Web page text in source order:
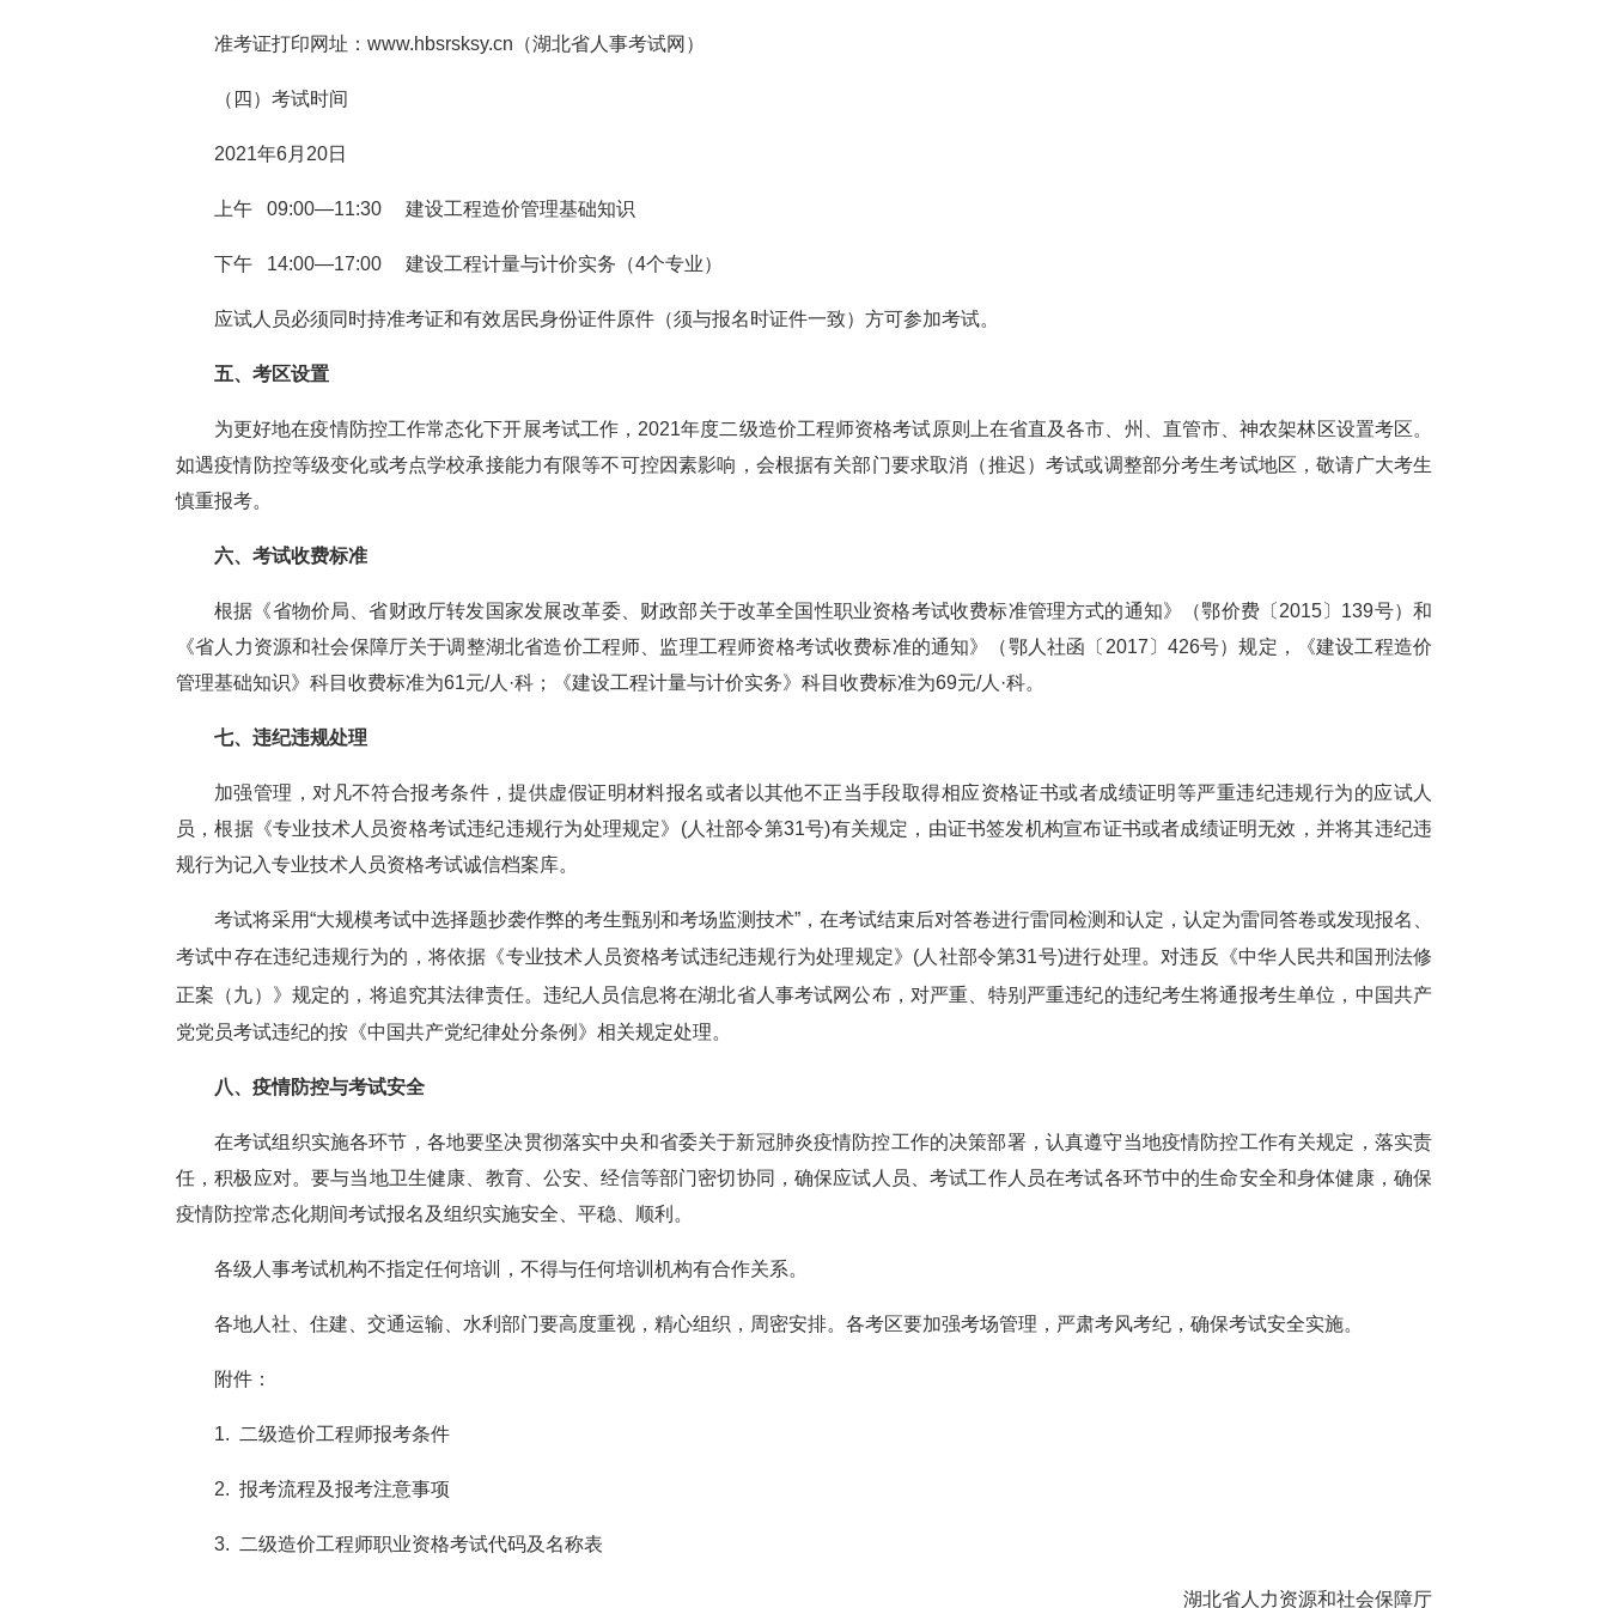
准考证打印网址： www.hbsrsksy.cn （湖北省人事考试网）
（四）考试时间
2021年6月20日
上午 09:00—11:30 建设工程造价管理基础知识
下午 14:00—17:00 建设工程计量与计价实务（4个专业）
应试人员必须同时持准考证和有效居民身份证件原件（须与报名时证件一致）方可参加考试。
五、考区设置
为更好地在疫情防控工作常态化下开展考试工作，2021年度二级造价工程师资格考试原则上在省直及各市、州、直管市、神农架林区设置考区。
如遇疫情防控等级变化或考点学校承接能力有限等不可控因素影响，会根据有关部门要求取消（推迟）考试或调整部分考生考试地区，敬请广大考生
慎重报考。
六、考试收费标准
根据《省物价局、省财政厅转发国家发展改革委、财政部关于改革全国性职业资格考试收费标准管理方式的通知》（鄂价费〔 2015〕 139号）和
《省人力资源和社会保障厅关于调整湖北省造价工程师、监理工程师资格考试收费标准的通知》（鄂人社函〔2017〕426号）规定，《建设工程造价
管理基础知识》科目收费标准为61元/人·科；《建设工程计量与计价实务》科目收费标准为69元/人·科。
七、违纪违规处理
加强管理，对凡不符合报考条件，提供虚假证明材料报名或者以其他不正当手段取得相应资格证书或者成绩证明等严重违纪违规行为的应试人
员，根据《专业技术人员资格考试违纪违规行为处理规定》(人社部令第31号)有关规定，由证书签发机构宣布证书或者成绩证明无效，并将其违纪违
规行为记入专业技术人员资格考试诚信档案库。
考试将采用“大规模考试中选择题抄袭作弊的考生甄别和考场监测技术”，在考试结束后对答卷进行雷同检测和认定，认定为雷同答卷或发现报名、
考试中存在违纪违规行为的，将依据《专业技术人员资格考试违纪违规行为处理规定》(人社部令第31号)进行处理。对违反
《中华人民共和国刑法修
正案（九）》 规定的，将追究其法律责任。违纪人员信息将在湖北省人事考试网公布，对严重、特别严重违纪的违纪考生将通报考生单位，中国共产
党党员考试违纪的按《中国共产党纪律处分条例》相关规定处理。
八、 疫情防控与考试安全
在考试组织实施各环节，各地要坚决贯彻落实中央和省委关于新冠肺炎疫情防控工作的决策部署，认真遵守当地疫情防控工作有关规定，落实责
任，积极应对。要与当地卫生健康、教育、公安、经信等部门密切协同，确保应试人员、考试工作人员在考试各环节中的生命安全和身体健康，确保
疫情防控常态化期间考试报名及组织实施安全、平稳、顺利。
各级人事考试机构不指定任何培训，不得与任何培训机构有合作关系。
各地人社、住建、交通运输、水利部门要高度重视，精心组织，周密安排。 各考区要加强考场管理，严肃考风考纪，确保考试安全实施。
附件：
1. 二级造价工程师报考条件
2. 报考流程及报考注意事项
3. 二级造价工程师职业资格考试代码及名称表
湖北省人力资源和社会保障厅